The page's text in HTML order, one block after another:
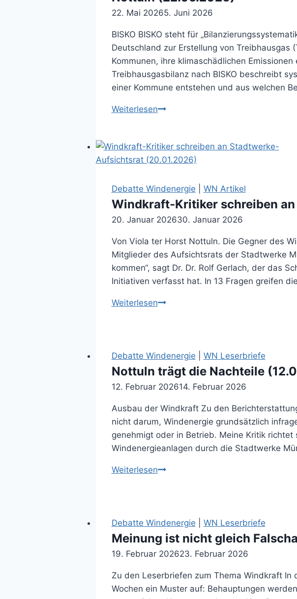
22. Mai 20265. Juni 2026
BISKO BISKO steht für
Deutschland zur Erstellung von Treibhausgas
Kommunen, ihre klimaschädlichen
Treibhausgasbilanz nach BISKO beschreibt
einer Kommune entstehen und aus welchen
WeiterlesenVergleich
mit
dem
der
Gemeinde
Nottuln
Debatte Windenergie WN Artikel
Windkraft-Kritiker schreiben
20. Januar 202630. Januar 2026
Von Viola ter Horst Nottuln. Die Gegner des
Mitglieder des Aufsichtsrats der Stadtwerke
kommen“, sagt Dr. Dr. Rolf Gerlach, der das
Initiativen verfasst hat. In 13 Fragen greifen
WeiterlesenWindkraft-
Stadtwerke-
Aufsichtsrat
(20.01.2026)
Debatte Windenergie WN Leserbriefe
Nottuln trägt die Nachteile
12. Februar 202614. Februar 2026
Ausbau der Windkraft Zu den
nicht darum, Windenergie grundsätzlich
genehmigt oder in Betrieb. Meine Kritik
Windenergieanlagen durch die Stadtwerke
WeiterlesenNottuln
(12.02.2026)
Debatte Windenergie WN Leserbriefe
Meinung ist nicht gleich
19. Februar 202623. Februar 2026
Zu den Leserbriefen zum Thema Windkraft
Wochen ein Muster auf: Behauptungen